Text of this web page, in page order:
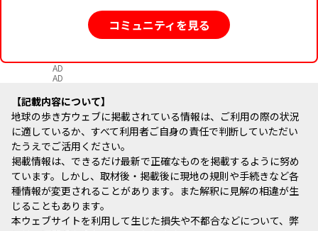
コミュニティを見る
AD
AD
記載内容について
地球の歩き方ウェブに掲載されている情報は、ご利用の際の状況
に適しているか、すべて利用者ご自身の責任で判断していただい
たうえでご活用ください。
掲載情報は、できるだけ最新で正確なものを掲載するように努め
ています。しかし、取材後・掲載後に現地の規則や手続きなど各
種情報が変更されることがあります。また解釈に見解の相違が生
じることもあります。
本ウェブサイトを利用して生じた損失や不都合などについて、弊